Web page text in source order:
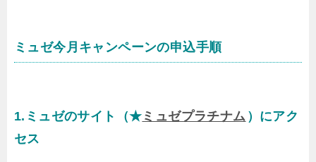
ミュゼ今月キャンペーンの申込手順
1.ミュゼのサイト（★ ミュゼプラチナム ）にアク
セス